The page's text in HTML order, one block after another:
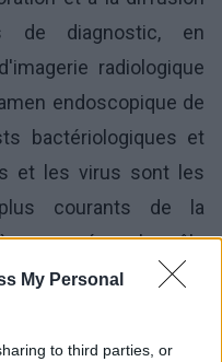
My Personal
to third parties, or
de diagnostic, en
radiologique
endoscopique de
bactériologiques et
et les virus sont les
courants de la
années, le rôle
dans ce processus a
traitements de la